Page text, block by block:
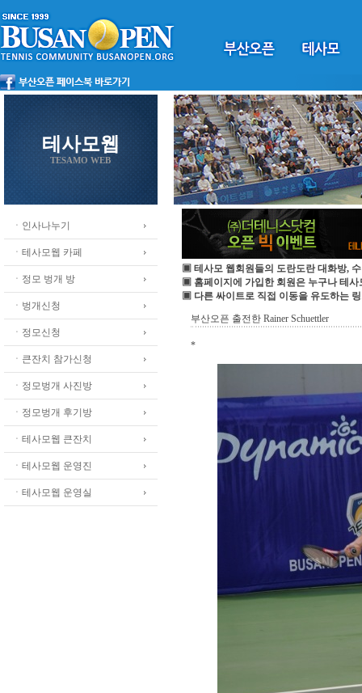
테사모웹
TESAMO WEB
ㆍ인사나누기
ㆍ테사모웹 카페
ㆍ정모 벙개 방
ㆍ벙개신청
ㆍ정모신청
ㆍ큰잔치 참가신청
ㆍ정모벙개 사진방
ㆍ정모벙개 후기방
ㆍ테사모웹 큰잔치
ㆍ테사모웹 운영진
ㆍ테사모웹 운영실
▣ 테사모 웹회원들의 도란도란 대화방,
▣ 홈페이지에 가입한 회원은 누구나 테사
▣ 다른 싸이트로 직접 이동을 유도하는
부산오픈 출전한 Rainer Schuettler
*